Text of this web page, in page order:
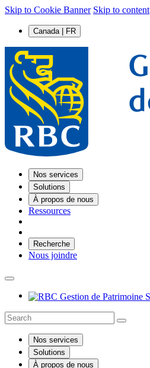
Skip to Cookie Banner Skip to content
Canada | FR
Nos services
Solutions
À propos de nous
Ressources
Recherche
Nous joindre
Nos services
Solutions
À propos de nous